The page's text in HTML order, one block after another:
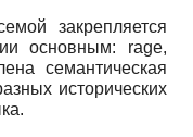
закрепляется
основным: rage,
семантическая
исторических